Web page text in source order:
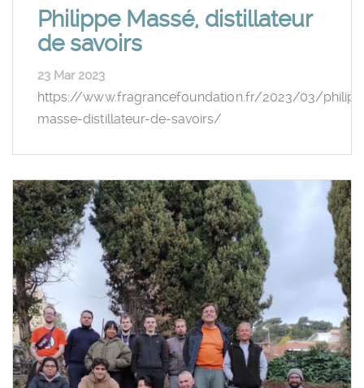
Philippe Massé, distillateur
de savoirs
23 Mar 2023
https://www.fragrancefoundation.fr/2023/03/
masse-distillateur-de-savoirs/